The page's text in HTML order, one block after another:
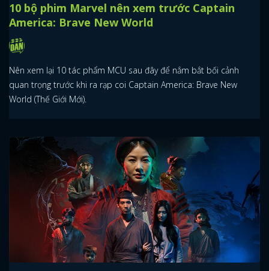
10 bộ phim Marvel nên xem trước Captain
America: Brave New World
Nên xem lại 10 tác phẩm MCU sau đây để nắm bắt bối cảnh
quan trọng trước khi ra rạp coi Captain America: Brave New
World (Thế Giới Mới).